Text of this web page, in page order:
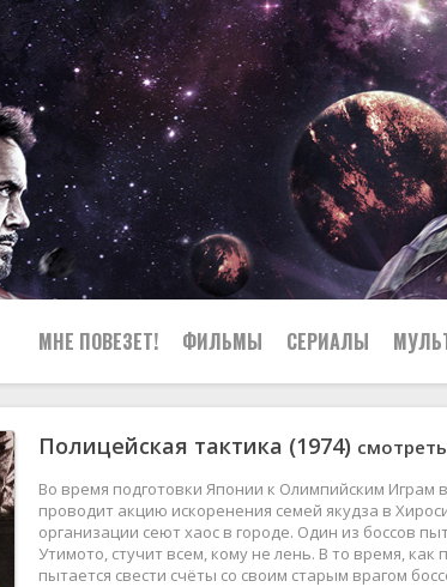
МНЕ ПОВЕЗЕТ! ФИЛЬМЫ СЕРИАЛЫ
Полицейская тактика (1974)
Во время подготовки Японии к Олимпийским Играм
проводит акцию искоренения семей якудза в
организации сеют хаос в городе. Один из боссов
Утимото, стучит всем, кому не лень. В то время,
пытается свести счёты со своим старым врагом